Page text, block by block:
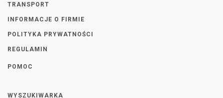
TRANSPORT
INFORMACJE O FIRMIE
POLITYKA PRYWATNOŚCI
REGULAMIN
POMOC
WYSZUKIWARKA